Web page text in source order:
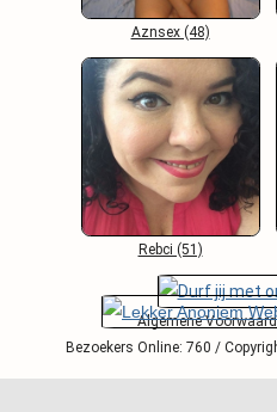
Aznsex (48)
Rebci (51)
Algemene
Bezoekers Online: 760 /